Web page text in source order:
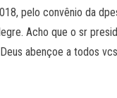
pelo convênio da
Acho que o sr
abençoe a todos